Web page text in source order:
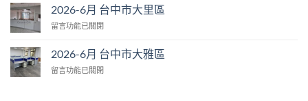
中
市
里
中
月
台
市
里
2026-6月 台中市大里區
在
月
台
留言功能已關閉
2026-6月 台中市大雅區
在
留言功能已關閉